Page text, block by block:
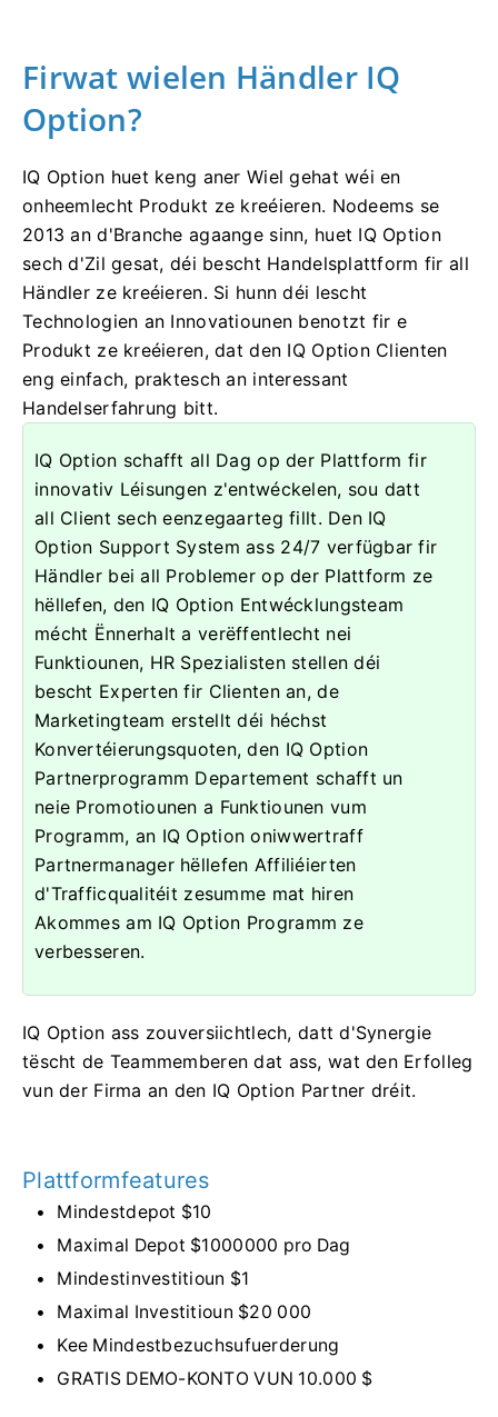
Firwat wielen Händler IQ
Option?
IQ Option huet keng aner Wiel gehat wéi en
onheemlecht Produkt ze kreéieren. Nodeems se
2013 an d'Branche agaange sinn, huet IQ Option
sech d'Zil gesat, déi bescht Handelsplattform fir all
Händler ze kreéieren. Si hunn déi lescht
Technologien an Innovatiounen benotzt fir e
Produkt ze kreéieren, dat den IQ Option Clienten
eng einfach, praktesch an interessant
Handelserfahrung bitt.
IQ Option schafft all Dag op der Plattform fir
innovativ Léisungen z'entwéckelen, sou datt
all Client sech eenzegaarteg fillt. Den IQ
Option Support System ass 24/7 verfügbar fir
Händler bei all Problemer op der Plattform ze
hëllefen, den IQ Option Entwécklungsteam
mécht Ënnerhalt a verëffentlecht nei
Funktiounen, HR Spezialisten stellen déi
bescht Experten fir Clienten an, de
Marketingteam erstellt déi héchst
Konvertéierungsquoten, den IQ Option
Partnerprogramm Departement schafft un
neie Promotiounen a Funktiounen vum
Programm, an IQ Option oniwwertraff
Partnermanager hëllefen Affiliéierten
d'Trafficqualitéit zesumme mat hiren
Akommes am IQ Option Programm ze
verbesseren.
IQ Option ass zouversiichtlech, datt d'Synergie
tëscht de Teammemberen dat ass, wat den Erfolleg
vun der Firma an den IQ Option Partner dréit.
Plattformfeatures
Mindestdepot $10
Maximal Depot $1000000 pro Dag
Mindestinvestitioun $1
Maximal Investitioun $20 000
Kee Mindestbezuchsufuerderung
GRATIS DEMO-KONTO VUN 10.000 $